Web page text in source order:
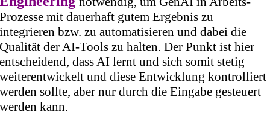
Prozesse mit dauerhaft gutem Ergebnis zu
integrieren bzw. zu automatisieren und dabei die
Qualität der AI-Tools zu halten. Der Punkt ist hier
entscheidend, dass AI lernt und sich somit stetig
weiterentwickelt und diese Entwicklung kontrolliert
werden sollte, aber nur durch die Eingabe gesteuert
werden kann.